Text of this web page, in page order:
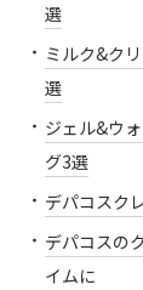
選
ミルク&ク
選
ジェル&ウ
グ3選
デパコスク
デパコスの
イムに